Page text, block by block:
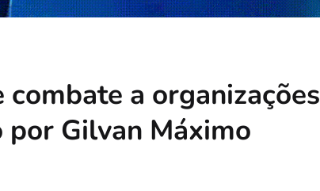
a organizações
por Gilvan Máximo